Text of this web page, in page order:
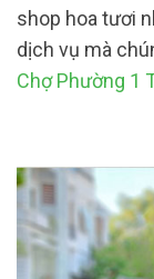
shop hoa tươi
dịch vụ mà
Chợ Phường 1